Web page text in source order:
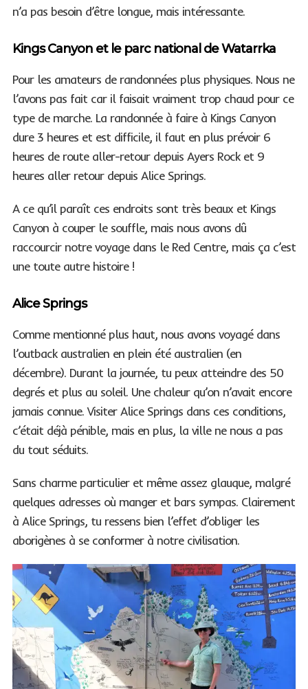
n’a pas besoin d’être longue, mais intéressante.
Kings Canyon et le parc national de Watarrka
Pour les amateurs de randonnées plus physiques. Nous ne
l’avons pas fait car il faisait vraiment trop chaud pour ce
type de marche. La randonnée à faire à Kings Canyon
dure 3 heures et est difficile, il faut en plus prévoir 6
heures de route aller-retour depuis Ayers Rock et 9
heures aller retour depuis Alice Springs.
A ce qu’il paraît ces endroits sont très beaux et Kings
Canyon à couper le souffle, mais nous avons dû
raccourcir notre voyage dans le Red Centre, mais ça c’est
une toute autre histoire !
Alice Springs
Comme mentionné plus haut, nous avons voyagé dans
l’outback australien en plein été australien (en
décembre). Durant la journée, tu peux atteindre des 50
degrés et plus au soleil. Une chaleur qu’on n’avait encore
jamais connue. Visiter Alice Springs dans ces conditions,
c’était déjà pénible, mais en plus, la ville ne nous a pas
du tout séduits.
Sans charme particulier et même assez glauque, malgré
quelques adresses où manger et bars sympas. Clairement
à Alice Springs, tu ressens bien l’effet d’obliger les
aborigènes à se conformer à notre civilisation.